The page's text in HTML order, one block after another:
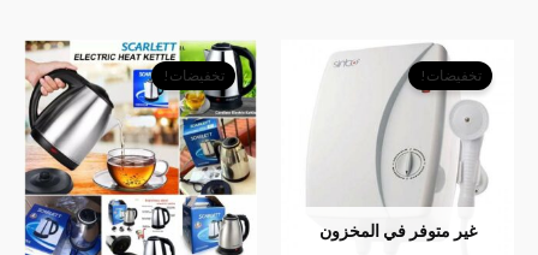
غير متوفر في المخزون
تخفيضات!
السعر
الأصلي
هو:
﷼30,000.
السعر
الحالي
﷼24,000.
تخفيضات!
السعر
الأصلي
هو:
﷼6,000.
السعر
الحالي
هو:
﷼4,000.